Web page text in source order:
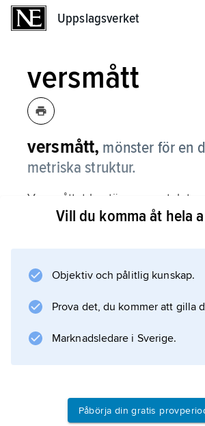
Uppslagsverket
versmått
versmått, mönster för en
metriska struktur.
Versmåttet bestäms av antalet
versrader, ibland även av
, dvs. versraden (ibland
strofiskt
strofer, dvs. grupper av
Vill du komma åt hela
Objektiv och pålitlig kunskap.
Prova det, du kommer att gilla
Marknadsledare i Sverige.
Påbörja din gratis